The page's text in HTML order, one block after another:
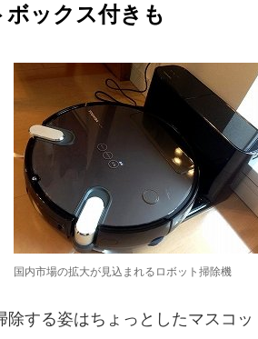
ックス付きも
国内市場の拡大が見込まれるロボット掃除機
する姿はちょっとしたマスコッ